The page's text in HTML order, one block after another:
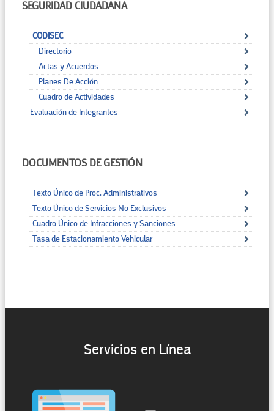
SEGURIDAD CIUDADANA
CODISEC
Directorio
Actas y Acuerdos
Planes De Acción
Cuadro de Actividades
Evaluación de Integrantes
DOCUMENTOS DE GESTIÓN
Texto Único de Proc. Administrativos
Texto Único de Servicios No Exclusivos
Cuadro Único de Infracciones y Sanciones
Tasa de Estacionamiento Vehicular
Servicios en Línea